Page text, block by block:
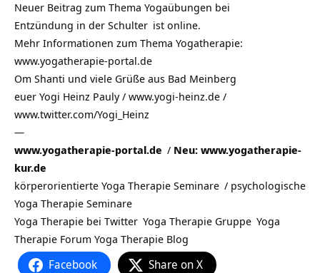
Neuer Beitrag zum Thema Yogaübungen bei
Entzündung in der Schulter ist online.
Mehr Informationen zum Thema Yogatherapie:
www.yogatherapie-portal.de
Om Shanti und viele Grüße aus Bad Meinberg
euer Yogi Heinz Pauly / www.yogi-heinz.de /
www.twitter.com/Yogi_Heinz
—
www.yogatherapie-portal.de / Neu: www.yogatherapie-
kur.de
körperorientierte Yoga Therapie Seminare / psychologische
Yoga Therapie Seminare
Yoga Therapie bei Twitter Yoga Therapie Gruppe Yoga
Therapie Forum Yoga Therapie Blog
Facebook Share on X